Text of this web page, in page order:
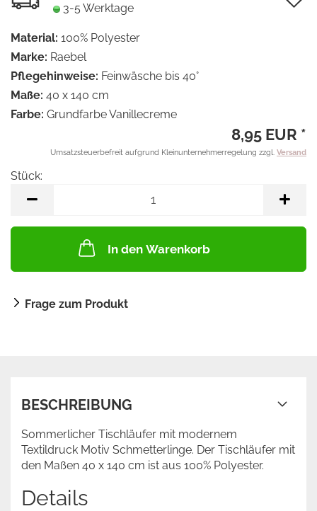
3-5 Werktage
Material: 100% Polyester
Marke: Raebel
Pflegehinweise: Feinwäsche bis 40°
Maße: 40 x 140 cm
Farbe: Grundfarbe Vanillecreme
8,95 EUR *
Umsatzsteuerbefreit aufgrund Kleinunternehmerregelung zzgl. Versand
Stück:
In den Warenkorb
Frage zum Produkt
BESCHREIBUNG
Sommerlicher Tischläufer mit modernem
Textildruck Motiv Schmetterlinge. Der Tischläufer mit
den Maßen 40 x 140 cm ist aus 100% Polyester.
Details